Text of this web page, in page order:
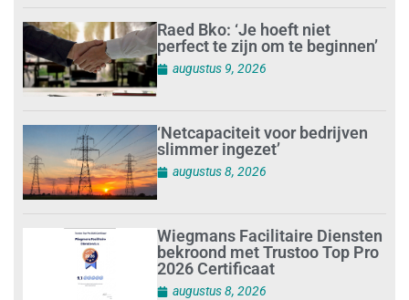
Raed Bko: ‘Je hoeft niet
perfect te zijn om te beginnen’
augustus 9, 2026
‘Netcapaciteit voor bedrijven
slimmer ingezet’
augustus 8, 2026
Wiegmans Facilitaire Diensten
bekroond met Trustoo Top Pro
2026 Certificaat
augustus 8, 2026